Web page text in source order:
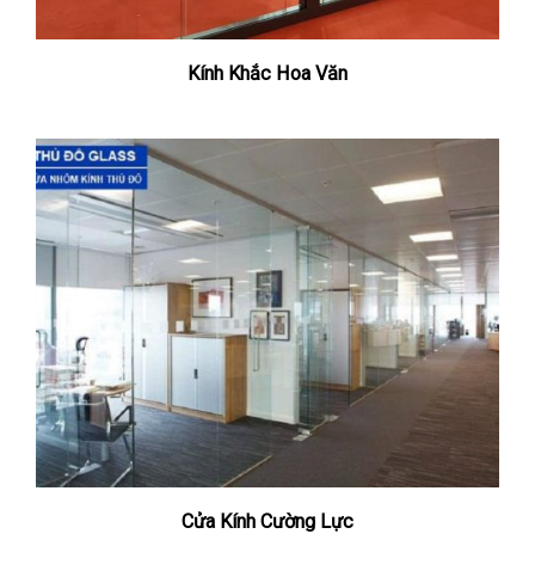
Kính Khắc Hoa Văn
Cửa Kính Cường Lực